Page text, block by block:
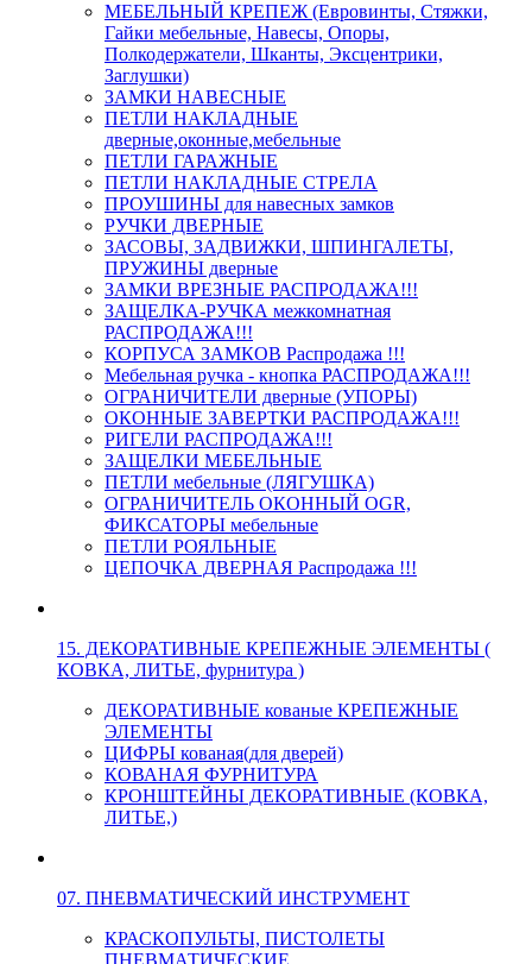
МЕБЕЛЬНЫЙ КРЕПЕЖ (Евровинты, Стяжки,
Гайки мебельные, Навесы, Опоры,
Полкодержатели, Шканты, Эксцентрики,
Заглушки)
ЗАМКИ НАВЕСНЫЕ
ПЕТЛИ НАКЛАДНЫЕ
дверные,оконные,мебельные
ПЕТЛИ ГАРАЖНЫЕ
ПЕТЛИ НАКЛАДНЫЕ СТРЕЛА
ПРОУШИНЫ для навесных замков
РУЧКИ ДВЕРНЫЕ
ЗАСОВЫ, ЗАДВИЖКИ, ШПИНГАЛЕТЫ,
ПРУЖИНЫ дверные
ЗАМКИ ВРЕЗНЫЕ РАСПРОДАЖА!!!
ЗАЩЕЛКА-РУЧКА межкомнатная
РАСПРОДАЖА!!!
КОРПУСА ЗАМКОВ Распродажа !!!
Мебельная ручка - кнопка РАСПРОДАЖА!!!
ОГРАНИЧИТЕЛИ дверные (УПОРЫ)
ОКОННЫЕ ЗАВЕРТКИ РАСПРОДАЖА!!!
РИГЕЛИ РАСПРОДАЖА!!!
ЗАЩЕЛКИ МЕБЕЛЬНЫЕ
ПЕТЛИ мебельные (ЛЯГУШКА)
ОГРАНИЧИТЕЛЬ ОКОННЫЙ OGR,
ФИКСАТОРЫ мебельные
ПЕТЛИ РОЯЛЬНЫЕ
ЦЕПОЧКА ДВЕРНАЯ Распродажа !!!
15. ДЕКОРАТИВНЫЕ КРЕПЕЖНЫЕ ЭЛЕМЕНТЫ (
КОВКА, ЛИТЬЕ, фурнитура )
ДЕКОРАТИВНЫЕ кованые КРЕПЕЖНЫЕ
ЭЛЕМЕНТЫ
ЦИФРЫ кованая(для дверей)
КОВАНАЯ ФУРНИТУРА
КРОНШТЕЙНЫ ДЕКОРАТИВНЫЕ (КОВКА,
ЛИТЬЕ,)
07. ПНЕВМАТИЧЕСКИЙ ИНСТРУМЕНТ
КРАСКОПУЛЬТЫ, ПИСТОЛЕТЫ
ПНЕВМАТИЧЕСКИЕ